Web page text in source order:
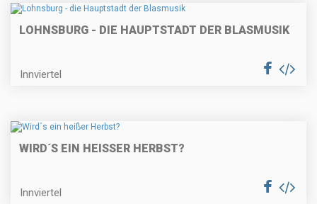
LOHNSBURG - DIE HAUPTSTADT DER BLASMUSIK
Innviertel
WIRD´S EIN HEISSER HERBST?
Innviertel